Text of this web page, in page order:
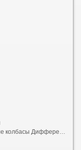
«ГОСТ-RU»